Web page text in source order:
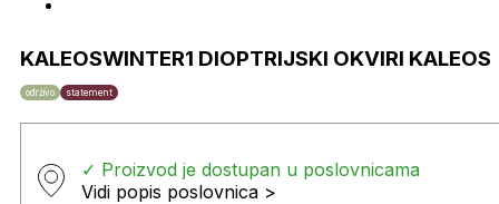
KALEOSWINTER1 DIOPTRIJSKI OKVIRI KALEOS
održivo statement
✓ Proizvod je dostupan u poslovnicama
Vidi popis poslovnica >